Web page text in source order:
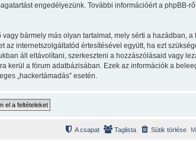
engedélyezünk. További információért a phpBB-
bármely más olyan tartalmat, mely sérti a hazádban,
internetszolgáltatód értesítésével együtt, ha ezt
áll eltávolítani, szerkeszteni a hozzászólásaid vagy
kerül a fórum adatbázisában. Ezek az információk a
„hackertámadás” esetén.
Sütik törlése
Taglista
A csapat